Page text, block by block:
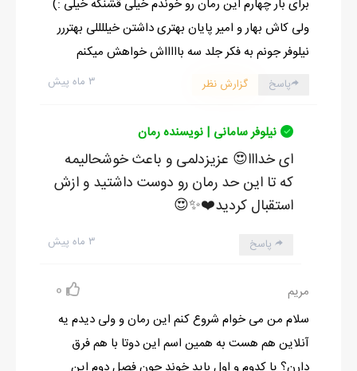
برای بار چهارم این رمان رو خوندم خیلی قشنگه خیلی :)
ولی کاش بهار و امیر پایان بهتری داشتن خیللللی بهتررر
نیلوفر جونم به فکر جلد سه باااااش خواهش میکنم
۳ ماه پیش پاسخ گزارش نظر
نیلوفر سامانی | نویسنده رمان
ای خدااا😍 عزیزدلمی و باعث خوشحالیمه
که تا این حد رمان رو دوست داشتید و ازش
استقبال کردید❤️✨️😍
۳ ماه پیش پاسخ
مریم 0
سلام من می خوام شروع کنم این رمان و ولی دیدم یه
آنلاین هم هست به همین اسم این دوتا با هم فرق
دارن؟ یا کدوم و اول باید خوند چون فصل دوم این